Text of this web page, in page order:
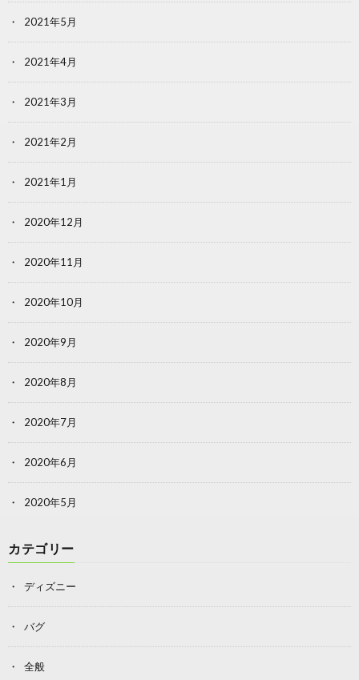
2021年5月
2021年4月
2021年3月
2021年2月
2021年1月
2020年12月
2020年11月
2020年10月
2020年9月
2020年8月
2020年7月
2020年6月
2020年5月
カテゴリー
ディズニー
バグ
全般